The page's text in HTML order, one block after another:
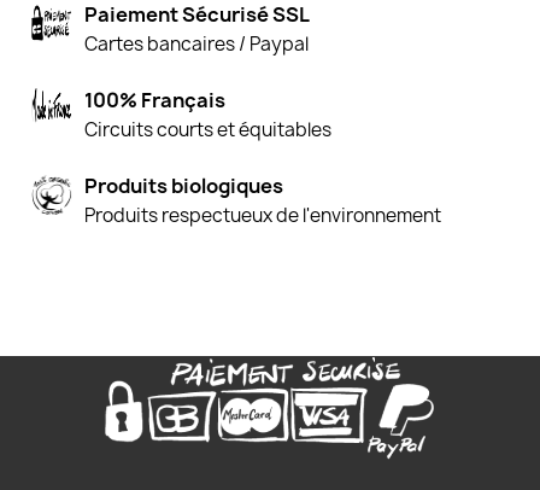
Paiement Sécurisé SSL
Cartes bancaires / Paypal
100% Français
Circuits courts et équitables
Produits biologiques
Produits respectueux de l'environnement